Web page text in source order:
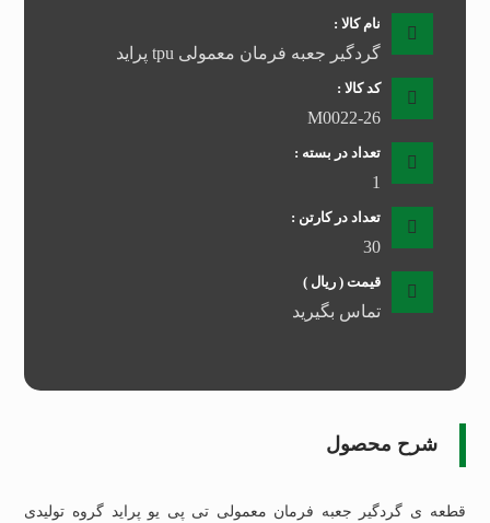
نام کالا :
گردگیر جعبه فرمان معمولی tpu پراید
کد کالا :
M0022-26
تعداد در بسته :
1
تعداد در کارتن :
30
قیمت ( ریال )
تماس بگیرید
شرح محصول
قطعه ی گردگیر جعبه فرمان معمولی تی پی یو پراید گروه تولیدی